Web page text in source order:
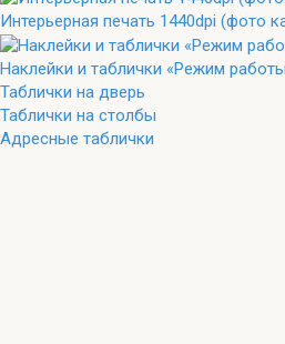
Интерьерная печать 1440dpi (фото
Наклейки и таблички «Режим
Таблички на дверь
Таблички на столбы
Адресные таблички